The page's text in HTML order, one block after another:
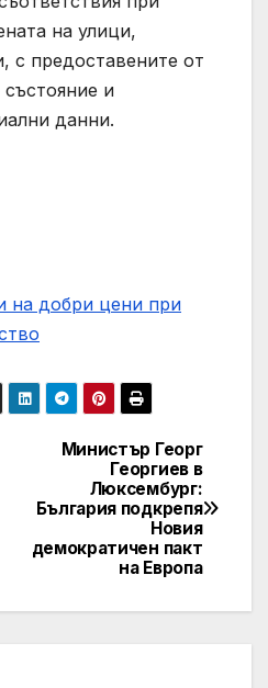
на улици,
с предоставените от
и
данни.
на добри цени при
Министър Георг
Георгиев в
Люксембург:
България подкрепя
Новия
демократичен пакт
на Европа